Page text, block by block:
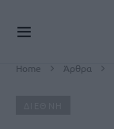
Home Άρθρα